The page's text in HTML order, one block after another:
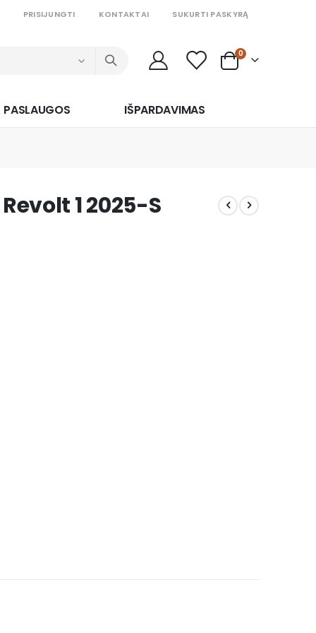
PRISIJUNGTI KONTAKTAI SUKURTI PASKYRĄ
Cart
0prekės
PASLAUGOS IŠPARDAVIMAS
1 2025-S